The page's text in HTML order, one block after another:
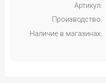
Артикул:
Производство:
Наличие в магазинах: